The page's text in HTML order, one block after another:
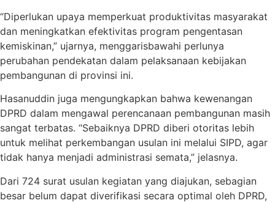
“Diperlukan upaya memperkuat produktivitas masyarakat
dan meningkatkan efektivitas program pengentasan
kemiskinan,” ujarnya, menggarisbawahi perlunya
perubahan pendekatan dalam pelaksanaan kebijakan
pembangunan di provinsi ini.
Hasanuddin juga mengungkapkan bahwa kewenangan
DPRD dalam mengawal perencanaan pembangunan masih
sangat terbatas. “Sebaiknya DPRD diberi otoritas lebih
untuk melihat perkembangan usulan ini melalui SIPD, agar
tidak hanya menjadi administrasi semata,” jelasnya.
Dari 724 surat usulan kegiatan yang diajukan, sebagian
besar belum dapat diverifikasi secara optimal oleh DPRD,